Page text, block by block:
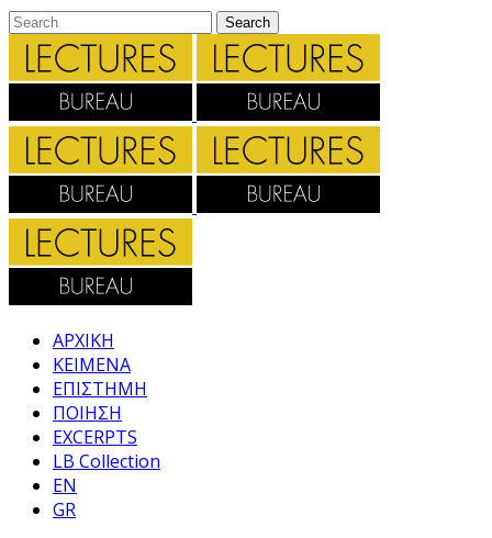
ΑΡΧΙΚΗ
ΚΕΙΜΕΝΑ
ΕΠΙΣΤΗΜΗ
ΠΟΙΗΣΗ
EXCERPTS
LB Collection
EN
GR